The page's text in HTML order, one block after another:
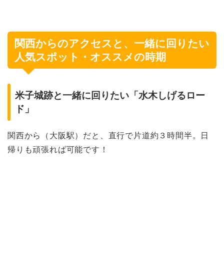
関西からのアクセスと、一緒に回りたい
人気スポット・オススメの時期
米子城跡と一緒に回りたい「水木しげるロー
ド」
関西から（大阪駅）だと、直行で片道約３時間半。日
帰りも頑張れば可能です！